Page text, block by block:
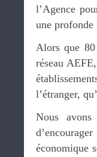
l’Agence
une
Alors que 80
réseau
l’étranger,
Nous avons
économique